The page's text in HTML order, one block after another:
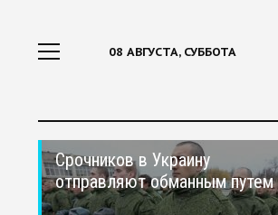
08 АВГУСТА, СУББОТА
Срочников в Украину
отправляют обманным путем